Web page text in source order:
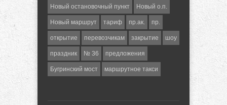
Новый остановочный пункт Новый о.п.
Новый маршрут тариф пр.ак. пр.
открытие перевозчикам закрытие шоу
праздник № 36 предложения
Бугринский мост маршрутное такси